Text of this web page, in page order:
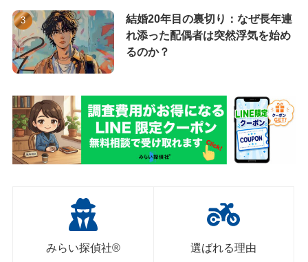
結婚20年目の裏切り：なぜ長年連
れ添った配偶者は突然浮気を始め
るのか？
みらい探偵社®︎ 選ばれる理由